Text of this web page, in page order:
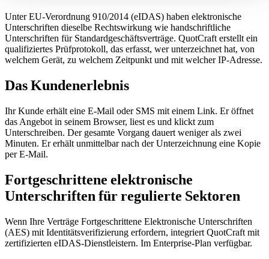
Unter EU-Verordnung 910/2014 (eIDAS) haben elektronische
Unterschriften dieselbe Rechtswirkung wie handschriftliche
Unterschriften für Standardgeschäftsverträge. QuotCraft erstellt ein
qualifiziertes Prüfprotokoll, das erfasst, wer unterzeichnet hat, von
welchem Gerät, zu welchem Zeitpunkt und mit welcher IP-Adresse.
Das Kundenerlebnis
Ihr Kunde erhält eine E-Mail oder SMS mit einem Link. Er öffnet
das Angebot in seinem Browser, liest es und klickt zum
Unterschreiben. Der gesamte Vorgang dauert weniger als zwei
Minuten. Er erhält unmittelbar nach der Unterzeichnung eine Kopie
per E-Mail.
Fortgeschrittene elektronische
Unterschriften für regulierte Sektoren
Wenn Ihre Verträge Fortgeschrittene Elektronische Unterschriften
(AES) mit Identitätsverifizierung erfordern, integriert QuotCraft mit
zertifizierten eIDAS-Dienstleistern. Im Enterprise-Plan verfügbar.